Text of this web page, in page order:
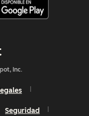
Inc.
Seguridad